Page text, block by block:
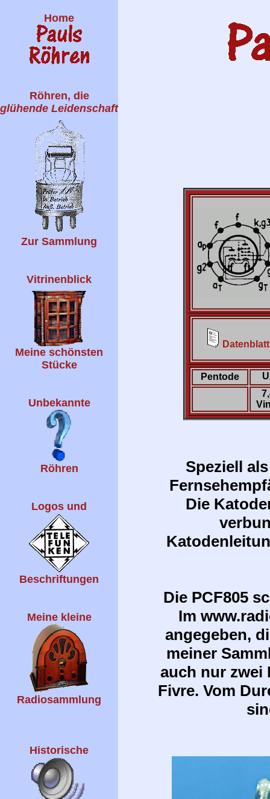
Home
Röhren, die
glühende Leidenschaft
Zur Sammlung
Vitrinenblick
Meine schönsten
Stücke
Unbekannte
Röhren
Logos und
Beschriftungen
Meine kleine
Radiosammlung
Historische
Datenblatt
Pentode U
Speziell
Die
Die PCF805
Im
angegeben,
meiner
auch nur zwei
Fivre. Vom